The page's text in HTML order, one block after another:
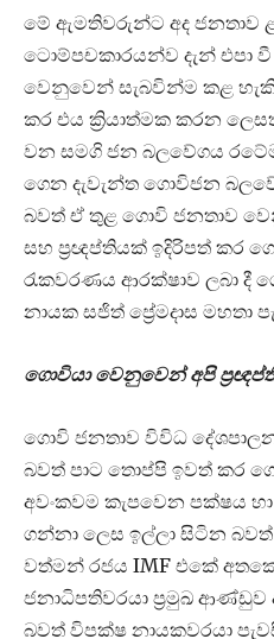
මේ ඇමතිවරුන්ට අද ජනතාව
ටොම්පචකාරයන්ව දැන් එපා
වෙනුවෙන් සැබවින්ම කළ හැකි
කර එය ක්‍රියාත්මක කරන
වන සමගි ජන බලවේගය
ගෙන දැවැන්ත ගොවිජන
බවත් ඒ තුළ ගොවි ජනතාව
සහ ප්‍රඥප්තියක් ඉදිරිපත් කර
රැකවරණය ආරක්ෂාව ලබා දී
නායක සජිත් ප්‍රේමදාස මහතා
ගොවියා වෙනුවෙන් අපි
ගොවි ජනතාව විවිධ
බවත් පාට තොප්පි ඉවත් කර
අවංකවම කැපවෙන පක්ෂය
ගන්නා ලෙස ඉල්ලා සිටින
වත්මන් රජය IMF එකේ
ජනාධිපතිවරයා ප්‍රමුඛ
බවත් විපක්ෂ නායකවරයා